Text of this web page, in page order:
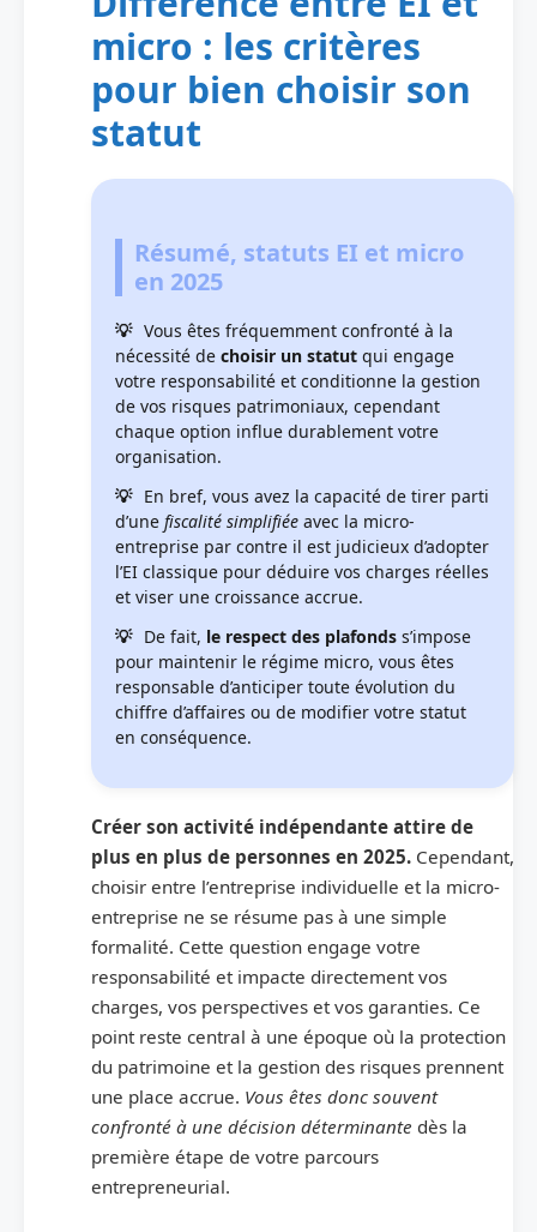
micro : les critères
pour bien choisir son
statut
Résumé, statuts EI et micro
en 2025
Vous êtes fréquemment confronté à la
nécessité de choisir un statut qui engage
votre responsabilité et conditionne la gestion
de vos risques patrimoniaux, cependant
chaque option influe durablement votre
organisation.
En bref, vous avez la capacité de tirer parti
d’une fiscalité simplifiée avec la micro-
entreprise par contre il est judicieux d’adopter
l’EI classique pour déduire vos charges réelles
et viser une croissance accrue.
De fait, le respect des plafonds s’impose
pour maintenir le régime micro, vous êtes
responsable d’anticiper toute évolution du
chiffre d’affaires ou de modifier votre statut
en conséquence.
Créer son activité indépendante attire de
plus en plus de personnes en 2025. Cependant,
choisir entre l’entreprise individuelle et la micro-
entreprise ne se résume pas à une simple
formalité. Cette question engage votre
responsabilité et impacte directement vos
charges, vos perspectives et vos garanties. Ce
point reste central à une époque où la protection
du patrimoine et la gestion des risques prennent
une place accrue. Vous êtes donc souvent
confronté à une décision déterminante dès la
première étape de votre parcours
entrepreneurial.